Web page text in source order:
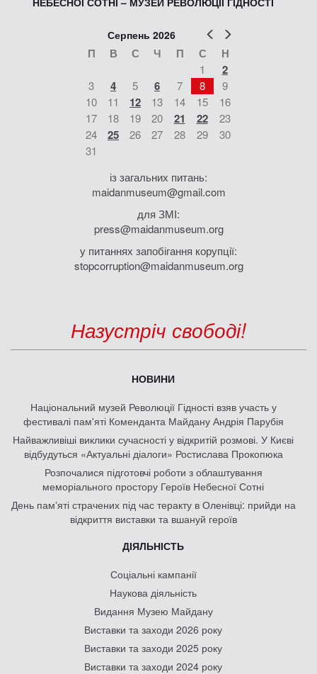
Попер
Серпень 2026
П В С Ч П С Н
1 2
3 4 5 6 7 8
9
10
11 12 13 14 15
16
17
18 19 20 21 22
23
24
25 26 27 28 29
30
31
із загальних питань:
maidanmuseum@gmail.com
для ЗМІ:
press@maidanmuseum.org
у питаннях запобігання корупції:
stopcorruption@maidanmuseum.org
Назустріч свободі!
НОВИНИ
Національний музей Революції Гідності взяв участь у
фестивалі пам'яті Коменданта Майдану Андрія Парубія
Найважливіші виклики сучасності у відкритій розмові. У Києві
відбудуться «Актуальні діалоги» Ростислава Прокопюка
Розпочалися підготовчі роботи з облаштування
меморіального простору Героїв Небесної Сотні
День памʼяті страчених під час теракту в Оленівці: прийди на
відкриття виставки та вшануй героїв
ДІЯЛЬНІСТЬ
Соціальні кампанії
Наукова діяльність
Видання Музею Майдану
Виставки та заходи 2026 року
Виставки та заходи 2025 року
Виставки та заходи 2024 року